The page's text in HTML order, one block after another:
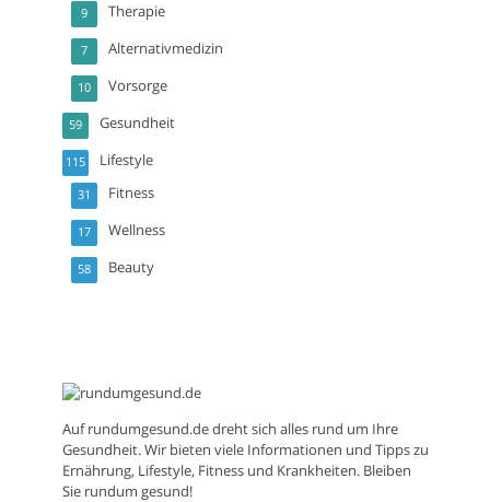
Therapie
9
Alternativmedizin
7
Vorsorge
10
Gesundheit
59
Lifestyle
115
Fitness
31
Wellness
17
Beauty
58
Aufrundumgesund.dedreht sich alles rund um Ihre
Gesundheit. Wir bieten viele Informationen und Tipps zu
Ernährung, Lifestyle, Fitness und Krankheiten. Bleiben
Sie rundum gesund!